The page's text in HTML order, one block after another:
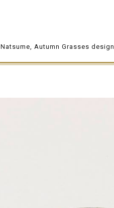
Natsume, Autumn Grasses design